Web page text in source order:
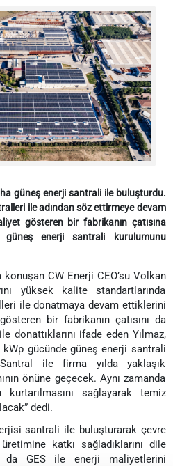
güneş enerji santrali ile buluşturdu.
ile adından söz ettirmeye devam
gösteren bir fabrikanın çatısına
güneş enerji santrali kurulumunu
CW Enerji CEO’su Volkan
yüksek kalite standartlarında
ile donatmaya devam ettiklerini
bir fabrikanın çatısını da
donattıklarını ifade eden Yılmaz,
kWp gücünde güneş enerji santrali
ile firma yılda yaklaşık
önüne geçecek. Aynı zamanda
sağlayarak temiz
dedi.
santrali ile buluşturarak çevre
katkı sağladıklarını dile
da GES ile enerji maliyetlerini